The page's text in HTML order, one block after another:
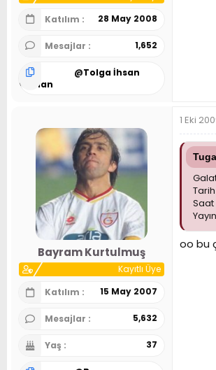
Katılım
28 May 2008
Mesajlar 1,652
@Tolga İhsan
Kaplan
Bayram Kurtulmuş
Kayıtlı Üye
Katılım
15 May 2007
Mesajlar 5,632
Yaş 37
1 Eki
Saat
oo bu